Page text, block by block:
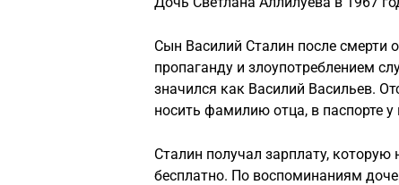
Сын Василий Сталин после смерти
пропаганду и злоупотреблением
значился как Василий Васильев.
носить фамилию отца, в паспорте
Сталин получал зарплату, которую
бесплатно. По воспоминаниям